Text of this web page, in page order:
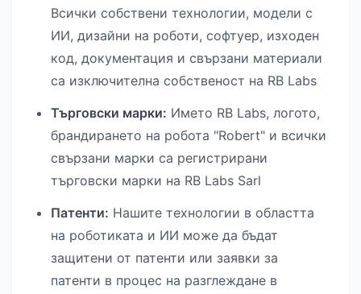
Всички собствени технологии, модели с
ИИ, дизайни на роботи, софтуер, изходен
код, документация и свързани материали
са изключителна собственост на RB Labs
Търговски марки: Името RB Labs, логото,
брандирането на робота "Robert" и всички
свързани марки са регистрирани
търговски марки на RB Labs Sarl
Патенти: Нашите технологии в областта
на роботиката и ИИ може да бъдат
защитени от патенти или заявки за
патенти в процес на разглеждане в